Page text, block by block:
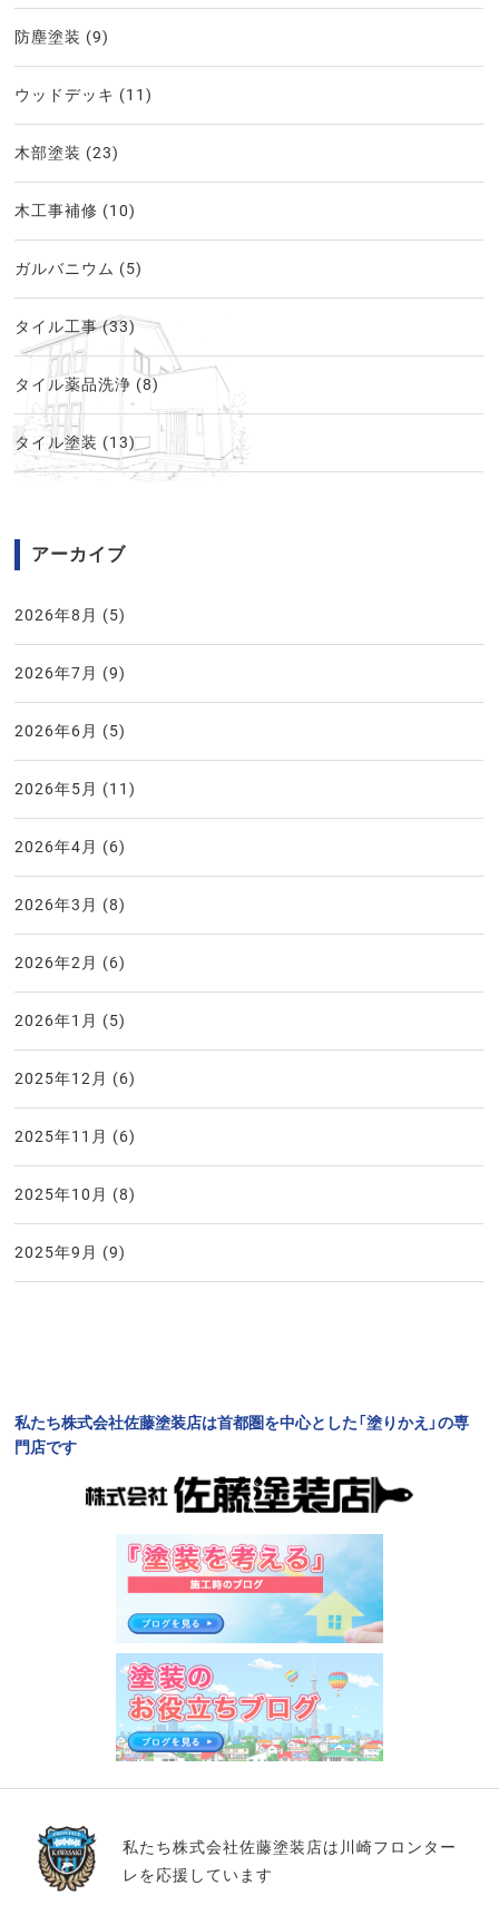
防塵塗装 (9)
ウッドデッキ (11)
木部塗装 (23)
木工事補修 (10)
ガルバニウム (5)
タイル工事(33)
タイル薬品洗浄 (8)
タイル塗装 (13)
アーカイブ
2026年8月 (5)
2026年7月 (9)
2026年6月 (5)
2026年5月 (11)
2026年4月 (6)
2026年3月 (8)
2026年2月 (6)
2026年1月 (5)
2025年12月 (6)
2025年11月 (6)
2025年10月 (8)
2025年9月 (9)
私たち株式会社佐藤塗装店は首都圏を中心とした「塗りかえ」の専
門店です
私たち株式会社佐藤塗装店は川崎フロンター
レを応援しています